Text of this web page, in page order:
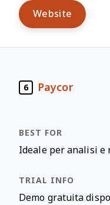
Website
6 Paycor
Ideale per analisi
Demo gratuita